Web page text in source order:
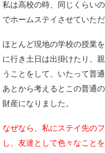
私は高校の時、同じくらい
でホームステイさせていただ
ほとんど現地の学校の授業
に行き土日は出掛けたり、
うことをして、いたって普
あとから考えるとこの普通
財産になりました。
なぜなら、私にステイ先の
し、友達として色々なこと